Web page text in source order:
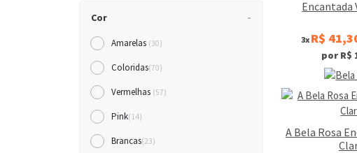
Cor
Amarelas (30)
Coloridas(70)
Vermelhas (57)
Pink(14)
Brancas(23)
Encantada
3x R$
por R$
A Bela Rosa